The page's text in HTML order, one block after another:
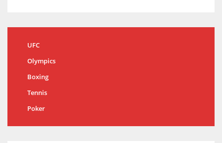
UFC
Olympics
Boxing
Tennis
Poker